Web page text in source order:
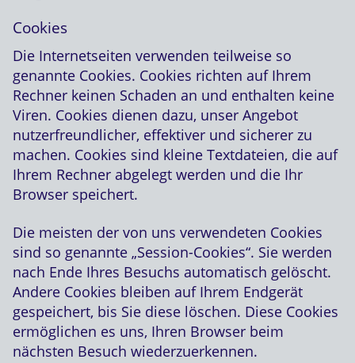
Cookies
Die Internetseiten verwenden teilweise so
genannte Cookies. Cookies richten auf Ihrem
Rechner keinen Schaden an und enthalten keine
Viren. Cookies dienen dazu, unser Angebot
nutzerfreundlicher, effektiver und sicherer zu
machen. Cookies sind kleine Textdateien, die auf
Ihrem Rechner abgelegt werden und die Ihr
Browser speichert.
Die meisten der von uns verwendeten Cookies
sind so genannte „Session-Cookies“. Sie werden
nach Ende Ihres Besuchs automatisch gelöscht.
Andere Cookies bleiben auf Ihrem Endgerät
gespeichert, bis Sie diese löschen. Diese Cookies
ermöglichen es uns, Ihren Browser beim
nächsten Besuch wiederzuerkennen.